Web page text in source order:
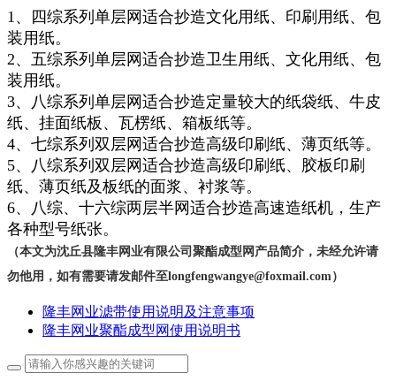
1、四综系列单层网适合抄造文化用纸、印刷用纸、包
装用纸。
2、五综系列单层网适合抄造卫生用纸、文化用纸、包
装用纸。
3、八综系列单层网适合抄造定量较大的纸袋纸、牛皮
纸、挂面纸板、瓦楞纸、箱板纸等。
4、七综系列双层网适合抄造高级印刷纸、薄页纸等。
5、八综系列双层网适合抄造高级印刷纸、胶板印刷
纸、薄页纸及板纸的面浆、衬浆等。
6、八综、十六综两层半网适合抄造高速造纸机，生产
各种型号纸张。
（本文为沈丘县隆丰网业有限公司聚酯成型网产品简介，未经允许请
勿他用，如有需要请发邮件至longfengwangye@foxmail.com）
隆丰网业滤带使用说明及注意事项
隆丰网业聚酯成型网使用说明书